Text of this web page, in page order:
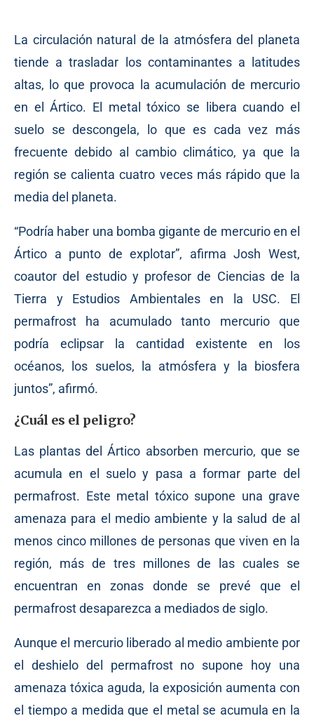
La circulación natural de la atmósfera del planeta
tiende a trasladar los contaminantes a latitudes
altas, lo que provoca la acumulación de mercurio
en el Ártico. El metal tóxico se libera cuando el
suelo se descongela, lo que es cada vez más
frecuente debido al cambio climático, ya que la
región se calienta cuatro veces más rápido que la
media del planeta.
“Podría haber una bomba gigante de mercurio en el
Ártico a punto de explotar”, afirma Josh West,
coautor del estudio y profesor de Ciencias de la
Tierra y Estudios Ambientales en la USC. El
permafrost ha acumulado tanto mercurio que
podría eclipsar la cantidad existente en los
océanos, los suelos, la atmósfera y la biosfera
juntos”, afirmó.
¿Cuál es el peligro?
Las plantas del Ártico absorben mercurio, que se
acumula en el suelo y pasa a formar parte del
permafrost. Este metal tóxico supone una grave
amenaza para el medio ambiente y la salud de al
menos cinco millones de personas que viven en la
región, más de tres millones de las cuales se
encuentran en zonas donde se prevé que el
permafrost desaparezca a mediados de siglo.
Aunque el mercurio liberado al medio ambiente por
el deshielo del permafrost no supone hoy una
amenaza tóxica aguda, la exposición aumenta con
el tiempo a medida que el metal se acumula en la